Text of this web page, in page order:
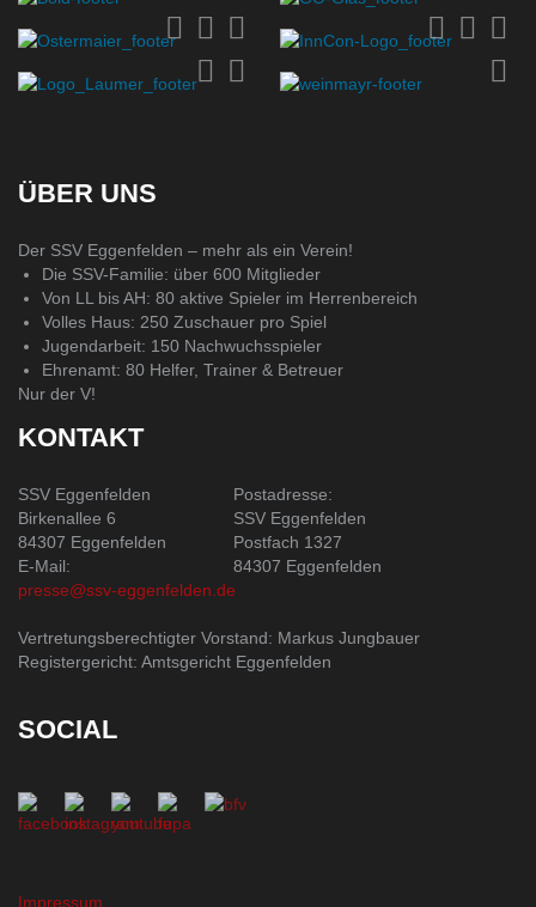
ÜBER UNS
Der SSV Eggenfelden – mehr als ein Verein!
Die SSV-Familie: über 600 Mitglieder
Von LL bis AH: 80 aktive Spieler im Herrenbereich
Volles Haus: 250 Zuschauer pro Spiel
Jugendarbeit: 150 Nachwuchsspieler
Ehrenamt: 80 Helfer, Trainer & Betreuer
Nur der V!
KONTAKT
SSV Eggenfelden
Birkenallee 6
84307 Eggenfelden
E-Mail:
presse@ssv-eggenfelden.de
Postadresse:
SSV Eggenfelden
Postfach 1327
84307 Eggenfelden
Vertretungsberechtigter Vorstand: Markus Jungbauer
Registergericht: Amtsgericht Eggenfelden
SOCIAL
Impressum